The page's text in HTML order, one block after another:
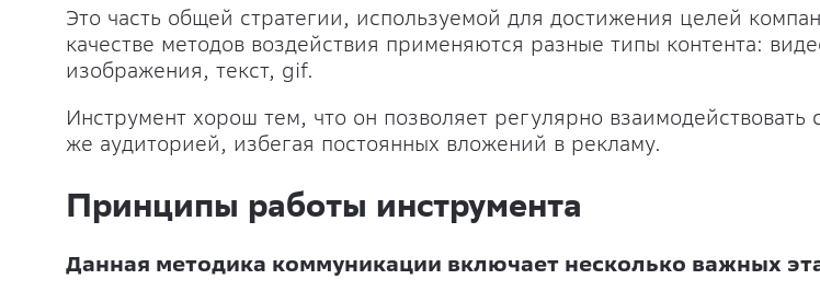
Это часть общей стратегии, используемой для достижения целей
качестве методов воздействия применяются разные типы контента:
изображения, текст, gif.
Инструмент хорош тем, что он позволяет регулярно взаимодействовать
же аудиторией, избегая постоянных вложений в рекламу.
Принципы работы инструмента
Данная методика коммуникации включает несколько важных